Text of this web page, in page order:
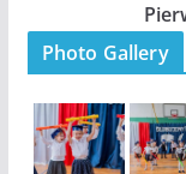
Photo Gallery